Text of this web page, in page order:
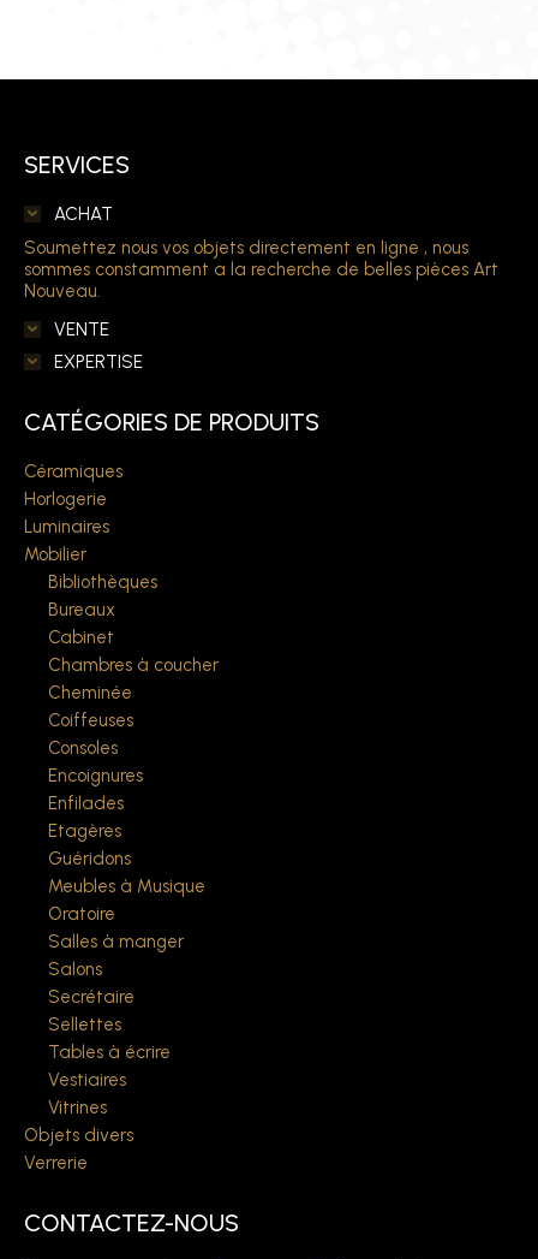
SERVICES
ACHAT
Soumettez nous vos objets directement en ligne , nous
sommes constamment a la recherche de belles pièces Art
Nouveau.
VENTE
EXPERTISE
CATÉGORIES DE PRODUITS
Céramiques
Horlogerie
Luminaires
Mobilier
Bibliothèques
Bureaux
Cabinet
Chambres à coucher
Cheminée
Coiffeuses
Consoles
Encoignures
Enfilades
Etagères
Guéridons
Meubles à Musique
Oratoire
Salles à manger
Salons
Secrétaire
Sellettes
Tables à écrire
Vestiaires
Vitrines
Objets divers
Verrerie
CONTACTEZ-NOUS